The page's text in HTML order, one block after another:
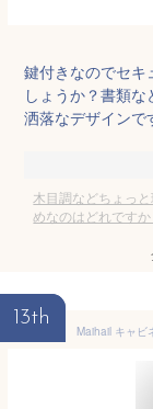
鍵付きなのでセ
しょうか？書類
洒落なデザインで
木目調などちょっ
めなのはどれですか
13th